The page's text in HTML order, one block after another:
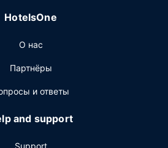
HotelsOne
О нас
Партнёры
и ответы
and support
Support